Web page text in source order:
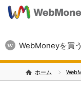
WebMoneyを買う
ホーム